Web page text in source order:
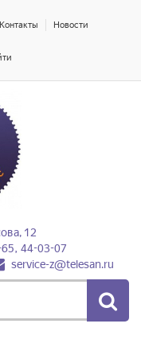
Контакты Новости
12
44-03-07
service-z@telesan.ru